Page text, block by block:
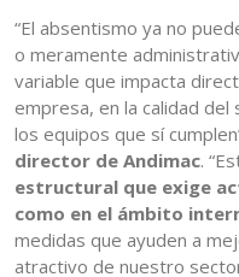
“El absentismo ya no
o meramente
variable que impacta
empresa, en la calidad
los equipos que sí
director de Andimac.
estructural que exige
como en el ámbito
medidas que ayuden a
atractivo de nuestro